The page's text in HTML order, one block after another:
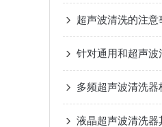
超声波清洗的注意
针对通用和超声
多频超声波清洗